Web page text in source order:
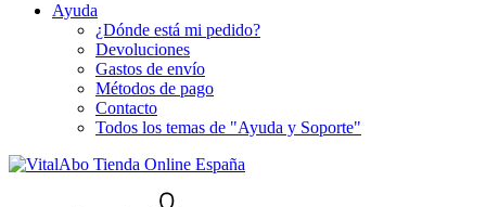
Ayuda
¿Dónde está mi pedido?
Devoluciones
Gastos de envío
Métodos de pago
Contacto
Todos los temas de "Ayuda y Soporte"